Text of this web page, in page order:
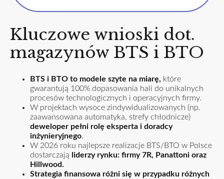
Kluczowe wnioski dot.
magazynów BTS i BTO
BTS i BTO to modele szyte na miarę, które
gwarantują 100% dopasowania hali do unikalnych
procesów technologicznych i operacyjnych firmy.
W projektach wysoce zindywidualizowanych (np.
zaawansowana automatyka, strefy chłodnicze)
deweloper pełni rolę eksperta i doradcy
inżynieryjnego.
W 2026 roku najlepsze realizacje BTS/BTO w Polsce
dostarczają liderzy rynku: firmy 7R, Panattoni oraz
Hillwood.
Strategia finansowa różni się w przypadku różnych